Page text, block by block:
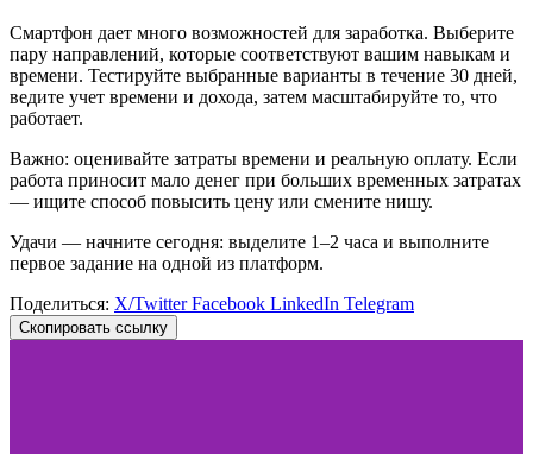
Смартфон дает много возможностей для заработка. Выберите
пару направлений, которые соответствуют вашим навыкам и
времени. Тестируйте выбранные варианты в течение 30 дней,
ведите учет времени и дохода, затем масштабируйте то, что
работает.
Важно: оценивайте затраты времени и реальную оплату. Если
работа приносит мало денег при больших временных затратах
— ищите способ повысить цену или смените нишу.
Удачи — начните сегодня: выделите 1–2 часа и выполните
первое задание на одной из платформ.
Поделиться: X/TwitterFacebook LinkedIn Telegram
Скопировать ссылку